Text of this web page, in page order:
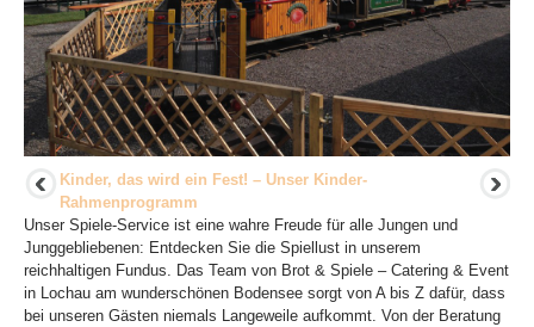
Kinder, das wird ein Fest! – Unser Kinder-
Rahmenprogramm
Unser Spiele-Service ist eine wahre Freude für alle Jungen und
Junggebliebenen: Entdecken Sie die Spiellust in unserem
reichhaltigen Fundus. Das Team von Brot & Spiele – Catering & Event
in Lochau am wunderschönen Bodensee sorgt von A bis Z dafür, dass
bei unseren Gästen niemals Langeweile aufkommt. Von der Beratung